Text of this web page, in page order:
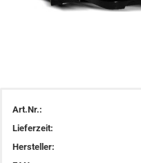
Art.Nr.:
Lieferzeit:
Hersteller: